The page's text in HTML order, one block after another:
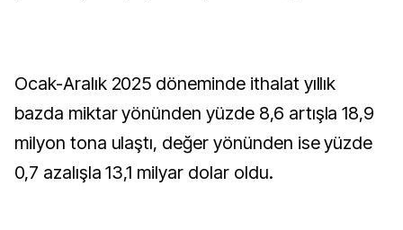
Ocak-Aralık 2025 döneminde ithalat yıllık
bazda miktar yönünden yüzde 8,6 artışla 18,9
milyon tona ulaştı, değer yönünden ise yüzde
0,7 azalışla 13,1 milyar dolar oldu.